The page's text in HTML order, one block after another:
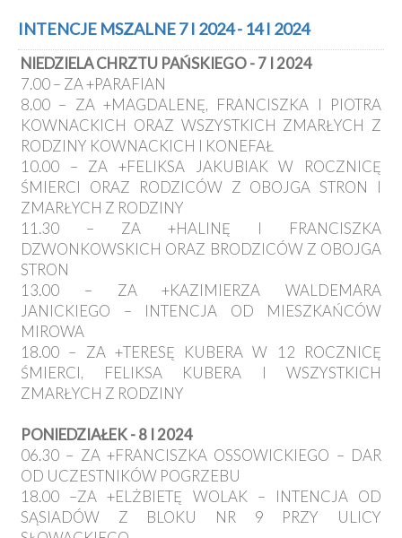
INTENCJE MSZALNE 7 I 2024 - 14 I 2024
NIEDZIELA CHRZTU PAŃSKIEGO - 7 I 2024
7.00 – ZA +PARAFIAN
8.00 – ZA +MAGDALENĘ, FRANCISZKA I PIOTRA
KOWNACKICH ORAZ WSZYSTKICH ZMARŁYCH Z
RODZINY KOWNACKICH I KONEFAŁ
10.00 – ZA +FELIKSA JAKUBIAK W ROCZNICĘ
ŚMIERCI ORAZ RODZICÓW Z OBOJGA STRON I
ZMARŁYCH Z RODZINY
11.30 – ZA +HALINĘ I FRANCISZKA
DZWONKOWSKICH ORAZ BRODZICÓW Z OBOJGA
STRON
13.00 – ZA +KAZIMIERZA WALDEMARA
JANICKIEGO – INTENCJA OD MIESZKAŃCÓW
MIROWA
18.00 – ZA +TERESĘ KUBERA W 12 ROCZNICĘ
ŚMIERCI, FELIKSA KUBERA I WSZYSTKICH
ZMARŁYCH Z RODZINY
PONIEDZIAŁEK - 8 I 2024
06.30 – ZA +FRANCISZKA OSSOWICKIEGO – DAR
OD UCZESTNIKÓW POGRZEBU
18.00 –ZA +ELŻBIETĘ WOLAK – INTENCJA OD
SĄSIADÓW Z BLOKU NR 9 PRZY ULICY